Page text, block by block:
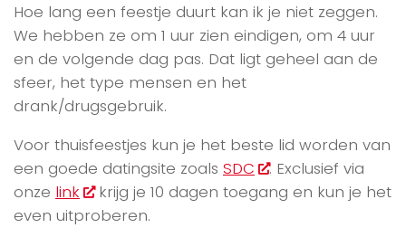
Hoe lang een feestje duurt kan ik je niet zeggen.
We hebben ze om 1 uur zien eindigen, om 4 uur
en de volgende dag pas. Dat ligt geheel aan de
sfeer, het type mensen en het
drank/drugsgebruik.
Voor thuisfeestjes kun je het beste lid worden van
een goede datingsite zoals SDC
. Exclusief via
onze link
krijg je 10 dagen toegang en kun je het
even uitproberen.